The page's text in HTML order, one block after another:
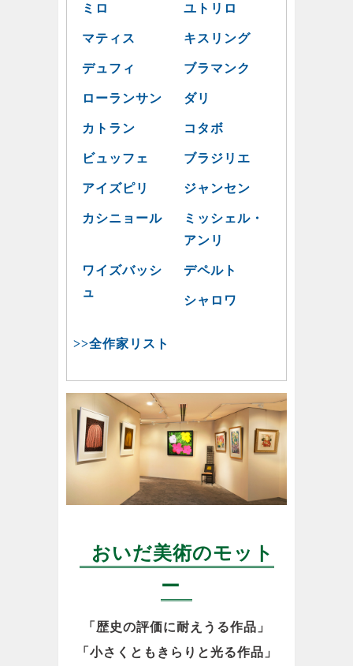
ミロ ユトリロ
マティス キスリング
デュフィ ブラマンク
ローランサン ダリ
カトラン コタボ
ビュッフェ ブラジリエ
アイズピリ ジャンセン
カシニョール
ミッシェル・
アンリ
ワイズバッシ
ュ
デペルト
シャロワ
>>全作家リスト
おいだ美術のモット
ー
「歴史の評価に耐えうる作品」
「小さくともきらりと光る作品」